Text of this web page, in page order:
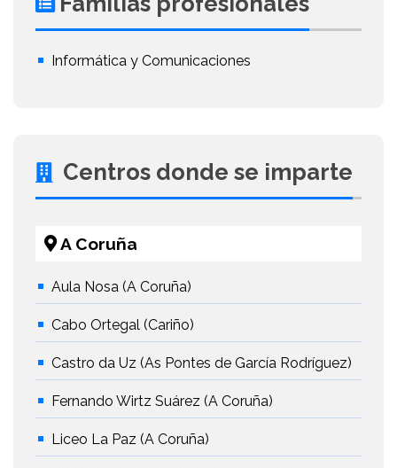
Informática y Comunicaciones
Centros donde se imparte
A Coruña
Aula Nosa (A Coruña)
Cabo Ortegal (Cariño)
Castro da Uz (As Pontes de García Rodríguez)
Fernando Wirtz Suárez (A Coruña)
Liceo La Paz (A Coruña)